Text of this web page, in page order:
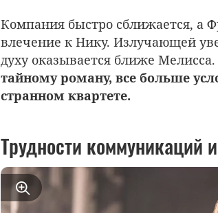
Компания быстро сближается, а
влечение к Нику. Излучающей
духу оказывается ближе Мелисса.
тайному роману, все больше
странном квартете.
Трудности коммуникаций